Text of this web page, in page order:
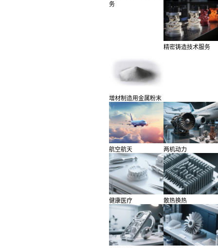
务
精密铸造技术服务
增材制造用金属粉末
航空航天 两机动力
健康医疗 散热换热